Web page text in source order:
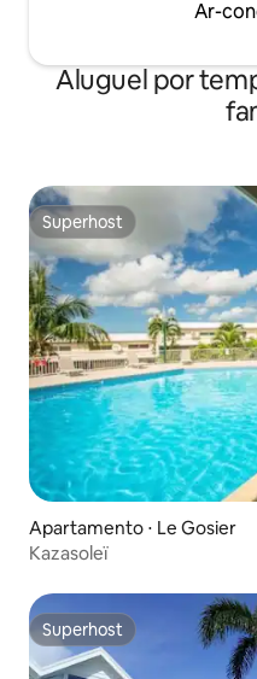
Ar-
Aluguel por
Superhost
Superhost
Apartamento ⋅ Le Gosier
Kazasoleï
Superhost
Superhost